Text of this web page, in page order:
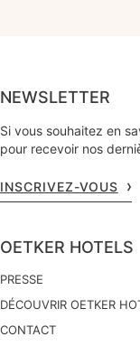
NEWSLETTER
Si vous souhaitez en
pour recevoir nos
INSCRIVEZ-VOUS
OETKER HOTELS
PRESSE
DÉCOUVRIR OETKER
CONTACT